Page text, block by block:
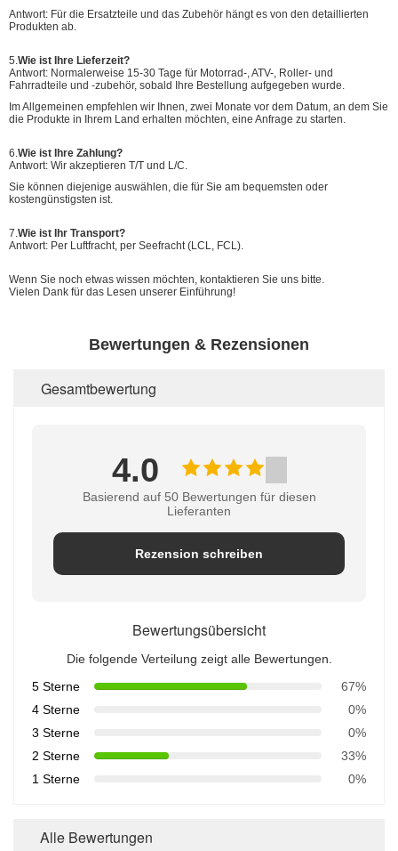
Antwort: Für die Ersatzteile und das Zubehör hängt es von den detaillierten
Produkten ab.
5. Wie ist Ihre Lieferzeit?
Antwort: Normalerweise 15-30 Tage für Motorrad-, ATV-, Roller- und
Fahrradteile und -zubehör, sobald Ihre Bestellung aufgegeben wurde.
Im Allgemeinen empfehlen wir Ihnen, zwei Monate vor dem Datum, an dem Sie
die Produkte in Ihrem Land erhalten möchten, eine Anfrage zu starten.
6. Wie ist Ihre Zahlung?
Antwort: Wir akzeptieren T/T und L/C.
Sie können diejenige auswählen, die für Sie am bequemsten oder
kostengünstigsten ist.
7. Wie ist Ihr Transport?
Antwort: Per Luftfracht, per Seefracht (LCL, FCL).
Wenn Sie noch etwas wissen möchten, kontaktieren Sie uns bitte.
Vielen Dank für das Lesen unserer Einführung!
Bewertungen & Rezensionen
Gesamtbewertung
4.0
Basierend auf 50 Bewertungen für diesen
Lieferanten
Rezension schreiben
Bewertungsübersicht
Die folgende Verteilung zeigt alle Bewertungen.
5 Sterne
67%
4 Sterne
0%
3 Sterne
0%
2 Sterne
33%
1 Sterne
0%
Alle Bewertungen